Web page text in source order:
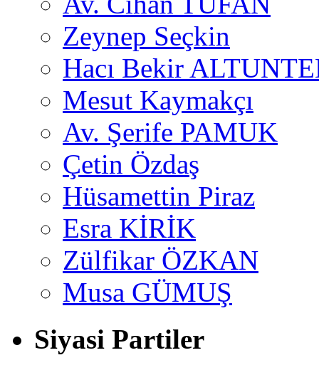
Zeynep Seçkin
Hacı Bekir
Mesut Kaymakçı
Av. Şerife PAMUK
Çetin Özdaş
Hüsamettin Piraz
Esra KİRİK
Zülfikar ÖZKAN
Musa GÜMUŞ
Siyasi Partiler